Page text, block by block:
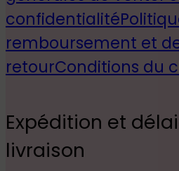
confidentialité
remboursement et
retourConditions du
Expédition et
livraison